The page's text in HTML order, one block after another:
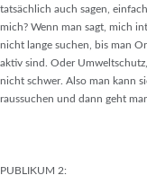
tatsächlich auch sagen,
mich? Wenn man sagt, mich
nicht lange suchen, bis man
aktiv sind. Oder
nicht schwer. Also man kann
raussuchen und dann geht
PUBLIKUM 2: